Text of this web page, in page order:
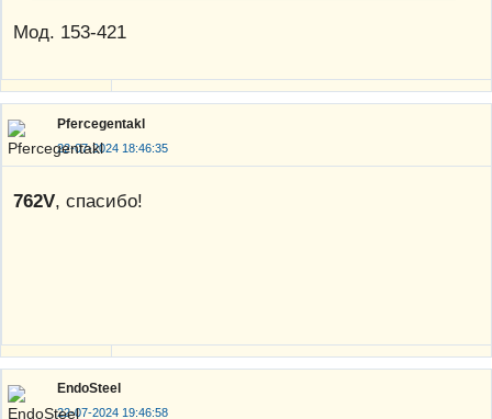
Мод. 153-421
Pfercegentakl
22-07-2024 18:46:35
762V, спасибо!
EndoSteel
22-07-2024 19:46:58